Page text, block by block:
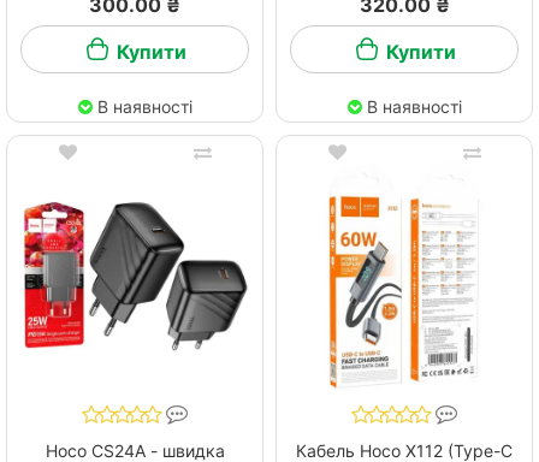
300.00 ₴
Купити
В наявності
320.00 ₴
Купити
В наявності
Hoco CS24A - швидка
Кабель Hoco X112 (Type-C